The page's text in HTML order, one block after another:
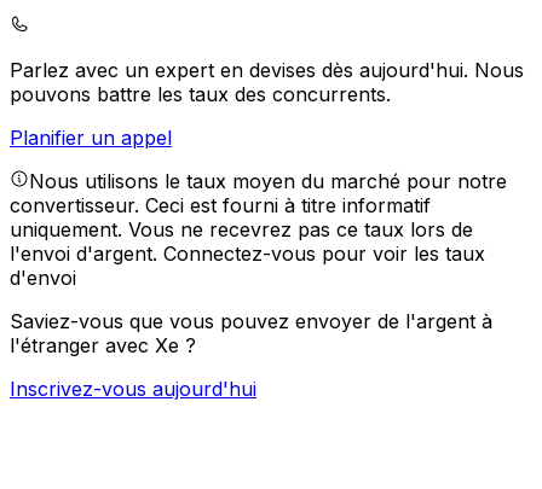
Parlez avec un expert en devises dès aujourd'hui. Nous
pouvons battre les taux des concurrents.
Planifier un appel
Nous utilisons le taux moyen du marché pour notre
convertisseur. Ceci est fourni à titre informatif
uniquement. Vous ne recevrez pas ce taux lors de
l'envoi d'argent. Connectez-vous pour voir les taux
d'envoi
Saviez-vous que vous pouvez envoyer de l'argent à
l'étranger avec Xe ?
Inscrivez-vous aujourd'hui